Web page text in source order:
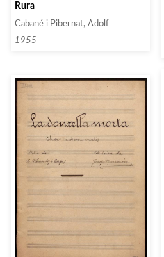
Rura
Cabané i Pibernat, Adolf
1955